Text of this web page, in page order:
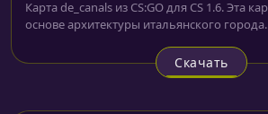
Карта de_canals из CS:GO для CS 1.6. Эта
основе архитектуры итальянского
Скачать